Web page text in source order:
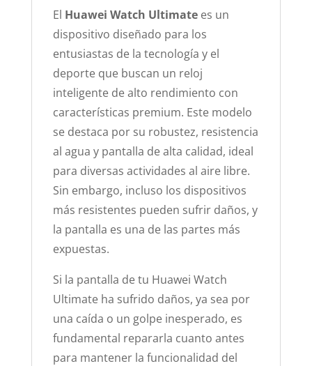
El Huawei Watch Ultimatees un
dispositivo diseñado para los
entusiastas de la tecnología y el
deporte que buscan un reloj
inteligente de alto rendimiento con
características premium. Este modelo
se destaca por su robustez, resistencia
al agua y pantalla de alta calidad, ideal
para diversas actividades al aire libre.
Sin embargo, incluso los dispositivos
más resistentes pueden sufrir daños, y
la pantalla es una de las partes más
expuestas.
Si la pantalla de tu Huawei Watch
Ultimate ha sufrido daños, ya sea por
una caída o un golpe inesperado, es
fundamental repararla cuanto antes
para mantener la funcionalidad del